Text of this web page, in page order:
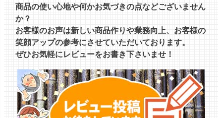
商品の使い心地や何かお気づきの点などございません
か？
お客様のお声は新しい商品作りや業務向上、お客様の
笑顔アップの参考にさせていただいております。
ぜひお気軽にレビューをお書き下さいませ！